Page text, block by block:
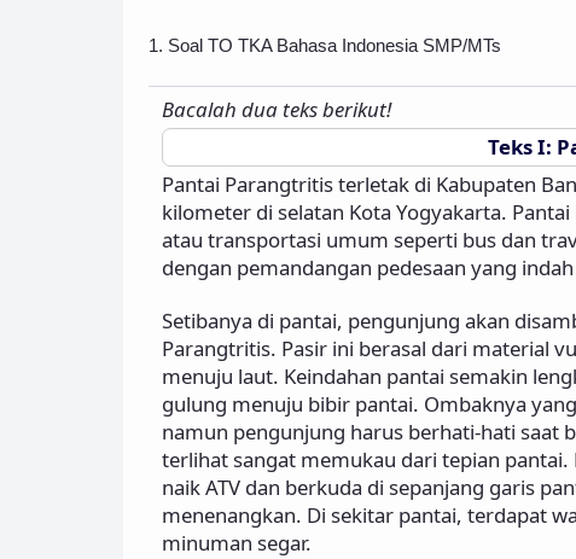
1. Soal TO TKA Bahasa Indonesia SMP/MTs
Bacalah dua teks berikut!
Teks I:
Pantai Parangtritis terletak di Kabupaten
kilometer di selatan Kota Yogyakarta.
atau transportasi umum seperti bus dan
dengan pemandangan pedesaan yang
Setibanya di pantai, pengunjung akan
Parangtritis. Pasir ini berasal dari material
menuju laut. Keindahan pantai semakin
gulung menuju bibir pantai. Ombaknya
namun pengunjung harus berhati-hati saat
terlihat sangat memukau dari tepian
naik ATV dan berkuda di sepanjang garis
menenangkan. Di sekitar pantai, terdapat
minuman segar.